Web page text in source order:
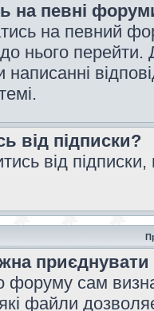
на певні
на певний
нього перейти.
написанні
від підписки?
від
форуму сам
файли